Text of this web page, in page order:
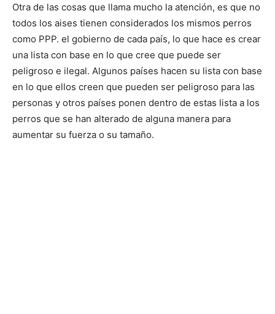
Otra de las cosas que llama mucho la atención, es que no
todos los aises tienen considerados los mismos perros
como PPP. el gobierno de cada país, lo que hace es crear
una lista con base en lo que cree que puede ser
peligroso e ilegal. Algunos países hacen su lista con base
en lo que ellos creen que pueden ser peligroso para las
personas y otros países ponen dentro de estas lista a los
perros que se han alterado de alguna manera para
aumentar su fuerza o su tamaño.